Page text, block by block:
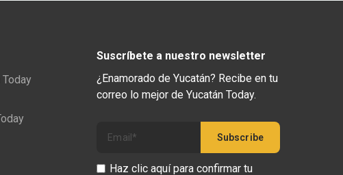
Suscríbete a nuestro newsletter
¿Enamorado de Yucatán? Recibe en tu
correo lo mejor de Yucatán Today.
Haz clic aquí para confirmar tu